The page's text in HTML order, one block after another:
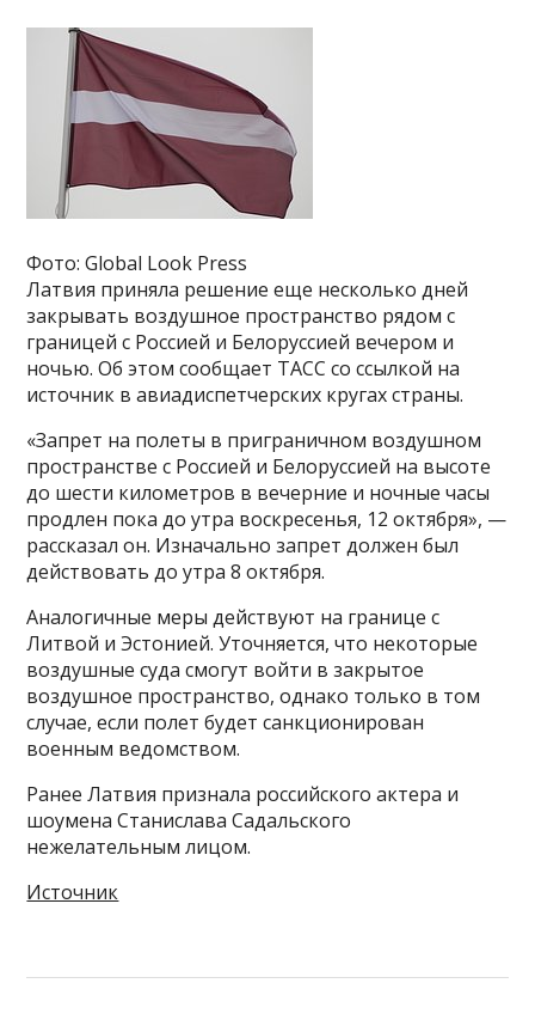
Фото: Global Look Press
Латвия приняла решение еще несколько дней
закрывать воздушное пространство рядом с
границей с Россией и Белоруссией вечером и
ночью. Об этом сообщает ТАСС со ссылкой на
источник в авиадиспетчерских кругах страны.
«Запрет на полеты в приграничном воздушном
пространстве с Россией и Белоруссией на высоте
до шести километров в вечерние и ночные часы
продлен пока до утра воскресенья, 12 октября», —
рассказал он. Изначально запрет должен был
действовать до утра 8 октября.
Аналогичные меры действуют на границе с
Литвой и Эстонией. Уточняется, что некоторые
воздушные суда смогут войти в закрытое
воздушное пространство, однако только в том
случае, если полет будет санкционирован
военным ведомством.
Ранее Латвия признала российского актера и
шоумена Станислава Садальского
нежелательным лицом.
Источник